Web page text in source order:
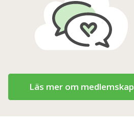
Läs mer om medlemskap